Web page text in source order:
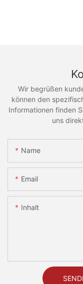
Wir begrüßen
können den
Informationen finden
uns
Name
Email
Inhalt